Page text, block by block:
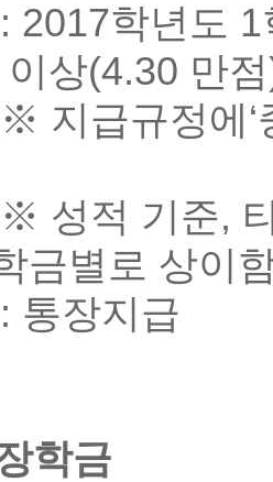
2017학년도
상(4.30 만
에‘중복수
, 타 장학
금별로 상이
통장지급
학금